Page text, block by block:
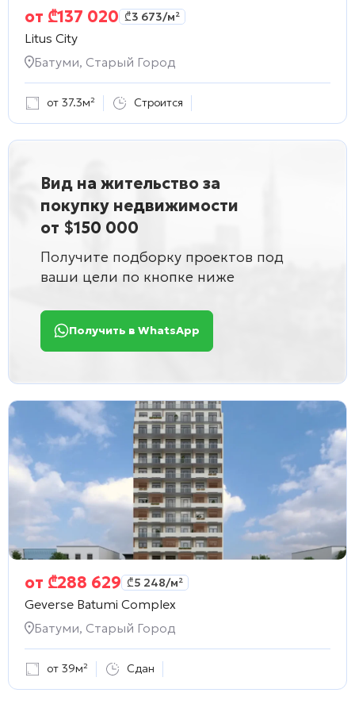
от ₾137 020 ₾3 673/м²
Litus City
Батуми, Старый Город
от 37.3м² Строится
Вид на жительство за
покупку недвижимости
от $150 000
Получите подборку проектов под
ваши цели по кнопке ниже
Получить в WhatsApp
от ₾288 629 ₾5 248/м²
Geverse Batumi Complex
Батуми, Старый Город
от 39м² Сдан